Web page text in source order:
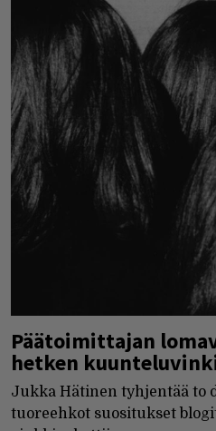
Päätoimittajan
hetken
Jukka Hätinen tyhjentää to
tuoreehkot suositukset